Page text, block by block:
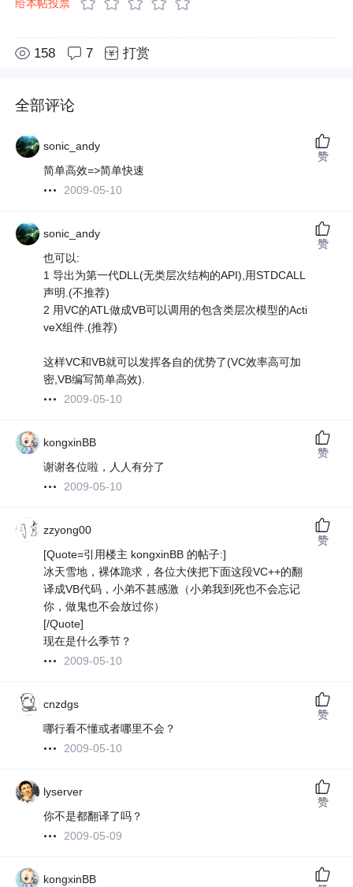
给本帖投票
158 7 打赏
全部评论
sonic_andy
简单高效=>简单快速
2009-05-10
赞
sonic_andy
也可以:
1 导出为第一代DLL(无类层次结构的API),用STDCALL
声明.(不推荐)
2 用VC的ATL做成VB可以调用的包含类层次模型的Acti
veX组件.(推荐)
这样VC和VB就可以发挥各自的优势了(VC效率高可加
密,VB编写简单高效).
2009-05-10
赞
kongxinBB
谢谢各位啦，人人有分了
2009-05-10
赞
zzyong00
[Quote=引用楼主 kongxinBB 的帖子:]
冰天雪地，裸体跪求，各位大侠把下面这段VC++的翻
译成VB代码，小弟不甚感激（小弟我到死也不会忘记
你，做鬼也不会放过你）
[/Quote]
现在是什么季节？
2009-05-10
赞
cnzdgs
哪行看不懂或者哪里不会？
2009-05-10
赞
lyserver
你不是都翻译了吗？
2009-05-09
赞
kongxinBB